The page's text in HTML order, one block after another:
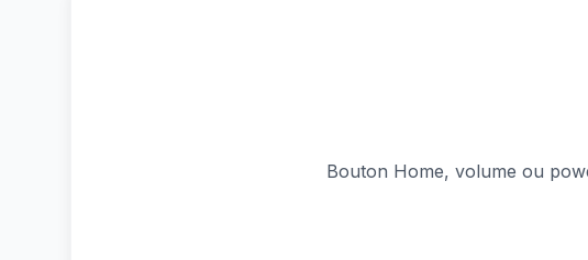
Bouton Home, volume ou